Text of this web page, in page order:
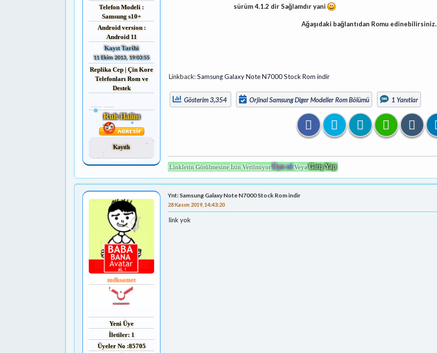
Telefon Modeli :
Samsung s10+
Android version :
Android 11
Kayıt Tarihi
11 Ekim 2013, 19:03:55
Replika Cep | Çin Kore
Telefonları Rom ve
Destek
Ruh Halim
Kayıtlı
sürüm 4.1.2 dir Sağlamdır yani
Ağaşıdaki bağlantıdan Romu edinebilirsiniz.
Linkback:Samsung Galaxy Note N7000 Stock Rom indir
Gösterim 3,354 Orjinal Samsung Diger Modeller Rom Bölümü 1 Yanıtlar
Linklerin Görülmesine İzin VerilmiyorÜye olVeyaGiriş Yap
mdksamet
Yeni Üye
İletiler: 1
Üyeler No :85705
Ynt: Samsung Galaxy Note N7000 Stock Rom indir
28 Kasım 2019, 14:43:20
link yok